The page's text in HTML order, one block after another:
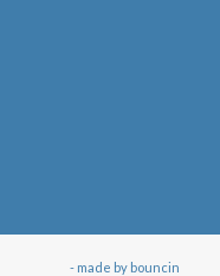
- made by bouncin